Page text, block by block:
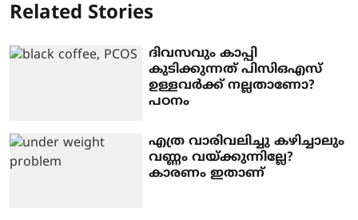
Related Stories
ദിവസവും കാപ്പി
കുടിക്കുന്നത് പിസിഒഎസ്
ഉള്ളവർക്ക് നല്ലതാണോ?
പഠനം
എത്ര വാരിവലിച്ചു കഴിച്ചാലും
വണ്ണം വയ്ക്കുന്നില്ലേ?
കാരണം ഇതാണ്